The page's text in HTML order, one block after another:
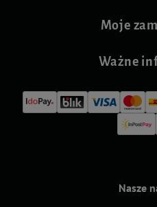
Moje
Ważne
Nasze